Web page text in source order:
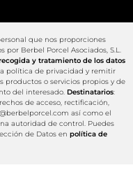
que nos proporciones
Berbel Porcel Asociados, S.L.
y tratamiento de los datos
política de privacidad y remitir
o servicios propios y de
del interesado. Destinatarios:
de acceso, rectificación,
así como el
autoridad de control. Puedes
de Datos en política de